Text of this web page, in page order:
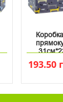
193.50